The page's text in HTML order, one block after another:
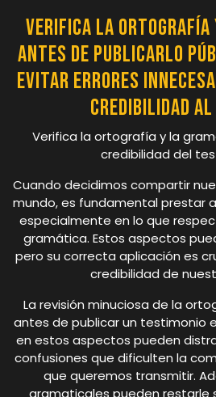
Verifica la ortografía
antes de publicarlo
evitar errores
credibilidad al
Verifica la ortografía y la
credibilidad del
Cuando decidimos compartir
mundo, es fundamental prestar
especialmente en lo que
gramática. Estos aspectos
pero su correcta aplicación es
credibilidad de
La revisión minuciosa de la
antes de publicar un testimonio
en estos aspectos pueden
confusiones que dificulten la
que queremos transmitir.
gramaticales pueden restarle